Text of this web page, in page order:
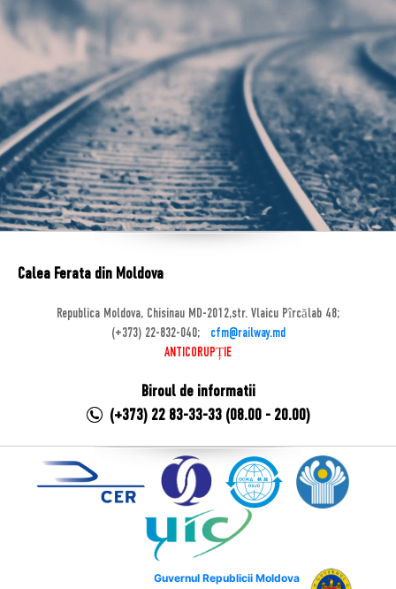
Calea Ferata din Moldova
Republica Moldova, Chisinau MD-2012,str. Vlaicu Pîrcălab 48;
(+373) 22-832-040;
cfm@railway.md
ANTICORUPȚIE
Biroul de informatii
(+373) 22 83-33-33 (08.00 - 20.00)
Guvernul Republicii Moldova